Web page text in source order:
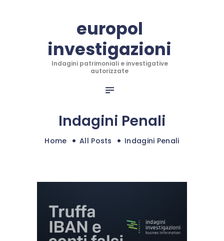
europol
investigazioni
Indagini patrimoniali e investigative
autorizzate
Indagini Penali
Home All Posts Indagini Penali
europol investigazioni
Indagini patrimoniali e investigative autorizzate
INFO PER RECUPERO
INVESTIGAZIONI
INDAGINI INTERNAZIONALI
CONTATTI